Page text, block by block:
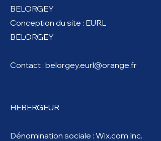
BELORGEY
Conception du site : EURL
BELORGEY
Contact : belorgey.eurl@orange.fr
HEBERGEUR
Dénomination sociale : Wix.com Inc.